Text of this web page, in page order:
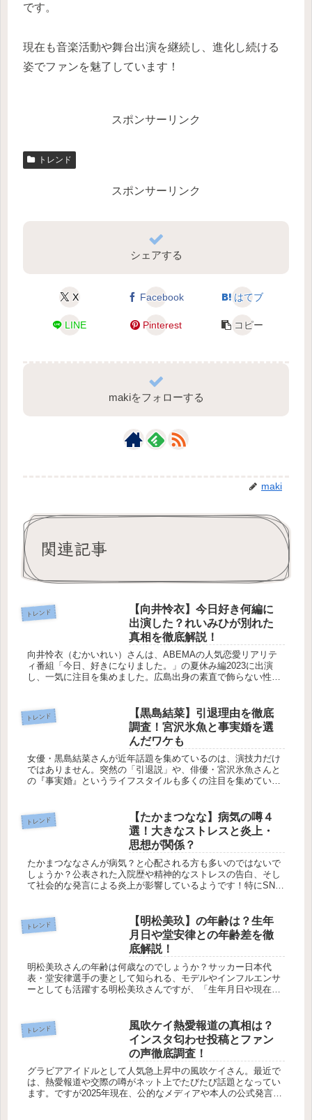
です。
現在も音楽活動や舞台出演を継続し、進化し続ける
姿でファンを魅了しています！
スポンサーリンク
トレンド
スポンサーリンク
シェアする
X Facebook はてブ
LINE Pinterest コピー
makiをフォローする
maki
関連記事
トレンド
【向井怜衣】今日好き何編に
出演した？れいみひが別れた
真相を徹底解説！
向井怜衣（むかいれい）さんは、ABEMAの人気恋愛リアリテ
ィ番組「今日、好きになりました。」の夏休み編2023に出演
し、一気に注目を集めました。広島出身の素直で飾らない性格
トレンド
【黒島結菜】引退理由を徹底
調査！宮沢氷魚と事実婚を選
んだワケも
女優・黒島結菜さんが近年話題を集めているのは、演技力だけ
ではありません。突然の「引退説」や、俳優・宮沢氷魚さんと
の『事実婚』というライフスタイルも多くの注目を集めていま
トレンド
【たかまつなな】病気の噂４
選！大きなストレスと炎上・
思想が関係？
たかまつななさんが病気？と心配される方も多いのではないで
しょうか？公表された入院歴や精神的なストレスの告白、そし
て社会的な発言による炎上が影響しているようです！特にSNS
トレンド
【明松美玖】の年齢は？生年
月日や堂安律との年齢差を徹
底解説！
明松美玖さんの年齢は何歳なのでしょうか？サッカー日本代
表・堂安律選手の妻として知られる、モデルやインフルエンサ
ーとしても活躍する明松美玖さんですが、「生年月日や現在の
トレンド
風吹ケイ熱愛報道の真相は？
インスタ匂わせ投稿とファン
の声徹底調査！
グラビアアイドルとして人気急上昇中の風吹ケイさん。最近で
は、熱愛報道や交際の噂がネット上でたびたび話題となってい
ます。ですが2025年現在、公的なメディアや本人の公式発言